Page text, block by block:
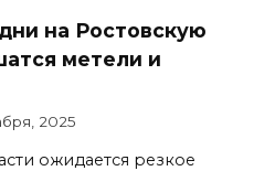
на Ростовскую
метели и
2025
ожидается резкое